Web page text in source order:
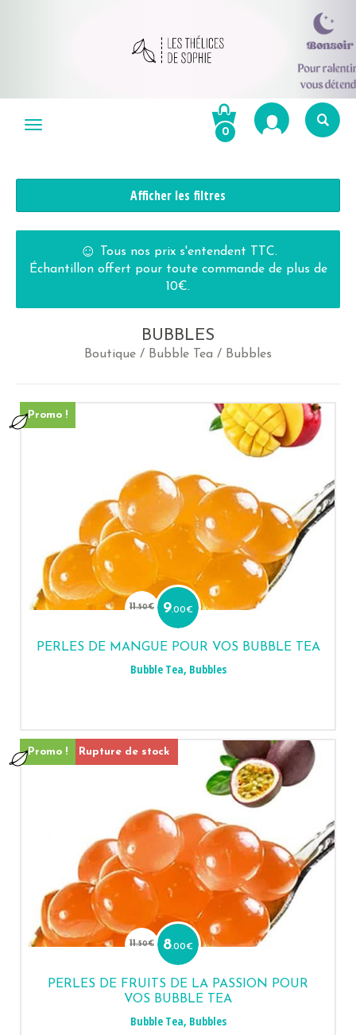
Menu 0
Afficher les filtres
☺
Tous nos prix s'entendent TTC.
Échantillon offert pour toute commande de plus de
10€.
BUBBLES
Boutique / Bubble Tea / Bubbles
Promo !
11.50€
Le
prix
initial
11.50€.
9.00€
Le
prix
9.00€.
PERLES DE MANGUE POUR VOS BUBBLE TEA
Bubble Tea, Bubbles
Rupture de stock
Promo !
11.50€
Le
prix
initial
11.50€.
8.00€
Le
prix
8.00€.
PERLES DE FRUITS DE LA PASSION POUR
VOS BUBBLE TEA
Bubble Tea, Bubbles